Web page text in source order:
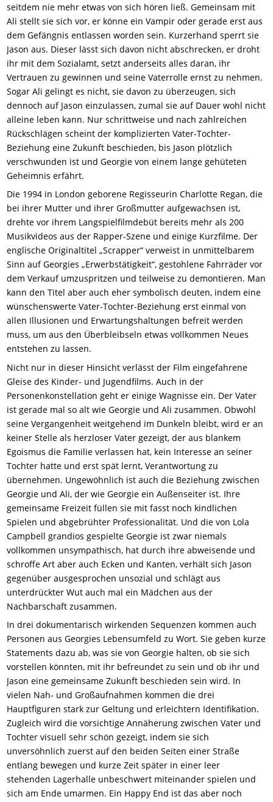
seitdem nie mehr etwas von sich hören ließ. Gemeinsam mit
Ali stellt sie sich vor, er könne ein Vampir oder gerade erst aus
dem Gefängnis entlassen worden sein. Kurzerhand sperrt sie
Jason aus. Dieser lässt sich davon nicht abschrecken, er droht
ihr mit dem Sozialamt, setzt anderseits alles daran, ihr
Vertrauen zu gewinnen und seine Vaterrolle ernst zu nehmen.
Sogar Ali gelingt es nicht, sie davon zu überzeugen, sich
dennoch auf Jason einzulassen, zumal sie auf Dauer wohl nicht
alleine leben kann. Nur schrittweise und nach zahlreichen
Rückschlägen scheint der komplizierten Vater-Tochter-
Beziehung eine Zukunft beschieden, bis Jason plötzlich
verschwunden ist und Georgie von einem lange gehüteten
Geheimnis erfährt.
Die 1994 in London geborene Regisseurin Charlotte Regan, die
bei ihrer Mutter und ihrer Großmutter aufgewachsen ist,
drehte vor ihrem Langspielfilmdebüt bereits mehr als 200
Musikvideos aus der Rapper-Szene und einige Kurzfilme. Der
englische Originaltitel „Scrapper“ verweist in unmittelbarem
Sinn auf Georgies „Erwerbstätigkeit“, gestohlene Fahrräder vor
dem Verkauf umzuspritzen und teilweise zu demontieren. Man
kann den Titel aber auch eher symbolisch deuten, indem eine
wünschenswerte Vater-Tochter-Beziehung erst einmal von
allen Illusionen und Erwartungshaltungen befreit werden
muss, um aus den Überbleibseln etwas vollkommen Neues
entstehen zu lassen.
Nicht nur in dieser Hinsicht verlässt der Film eingefahrene
Gleise des Kinder- und Jugendfilms. Auch in der
Personenkonstellation geht er einige Wagnisse ein. Der Vater
ist gerade mal so alt wie Georgie und Ali zusammen. Obwohl
seine Vergangenheit weitgehend im Dunkeln bleibt, wird er an
keiner Stelle als herzloser Vater gezeigt, der aus blankem
Egoismus die Familie verlassen hat, kein Interesse an seiner
Tochter hatte und erst spät lernt, Verantwortung zu
übernehmen. Ungewöhnlich ist auch die Beziehung zwischen
Georgie und Ali, der wie Georgie ein Außenseiter ist. Ihre
gemeinsame Freizeit füllen sie mit fasst noch kindlichen
Spielen und abgebrühter Professionalität. Und die von Lola
Campbell grandios gespielte Georgie ist zwar niemals
vollkommen unsympathisch, hat durch ihre abweisende und
schroffe Art aber auch Ecken und Kanten, verhält sich Jason
gegenüber ausgesprochen unsozial und schlägt aus
unterdrückter Wut auch mal ein Mädchen aus der
Nachbarschaft zusammen.
In drei dokumentarisch wirkenden Sequenzen kommen auch
Personen aus Georgies Lebensumfeld zu Wort. Sie geben kurze
Statements dazu ab, was sie von Georgie halten, ob sie sich
vorstellen könnten, mit ihr befreundet zu sein und ob ihr und
Jason eine gemeinsame Zukunft beschieden sein wird. In
vielen Nah- und Großaufnahmen kommen die drei
Hauptfiguren stark zur Geltung und erleichtern Identifikation.
Zugleich wird die vorsichtige Annäherung zwischen Vater und
Tochter visuell sehr schön gezeigt, indem sie sich
unversöhnlich zuerst auf den beiden Seiten einer Straße
entlang bewegen und kurze Zeit später in einer leer
stehenden Lagerhalle unbeschwert miteinander spielen und
sich am Ende umarmen. Ein Happy End ist das aber noch